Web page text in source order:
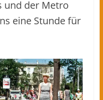
und der Metro
eine Stunde für